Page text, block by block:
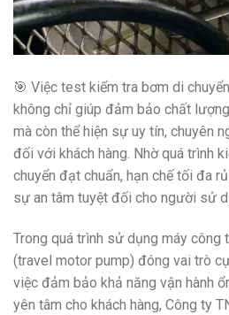
🎯 Việc test kiểm tra bơm di
không chỉ giúp đảm bảo chất
mà còn thể hiện sự uy tín, chuyên
đối với khách hàng. Nhờ quá trình
chuyển đạt chuẩn, hạn chế tối đa
sự an tâm tuyệt đối cho người sử
Trong quá trình sử dụng máy công
(travel motor pump) đóng vai trò
việc đảm bảo khả năng vận hành
yên tâm cho khách hàng, Công ty